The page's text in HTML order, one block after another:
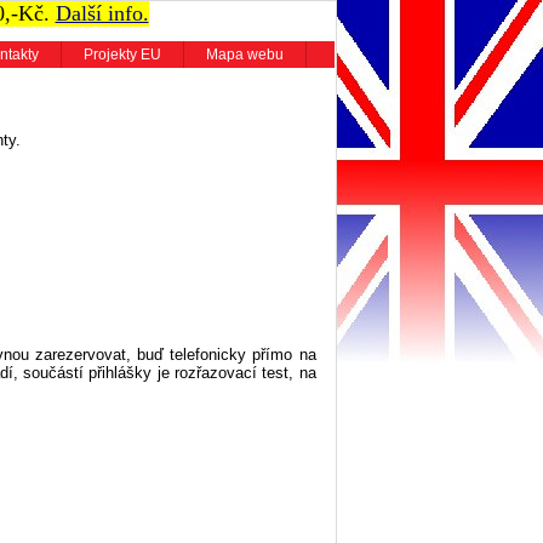
Kč. Další info.
Projekty EU Mapa webu
zarezervovat, buď telefonicky přímo na
součástí přihlášky je rozřazovací test, na